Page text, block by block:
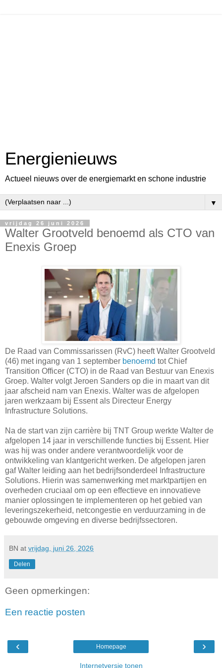
Energienieuws
Actueel nieuws over de energiemarkt en schone industrie
▼
vrijdag 26 juni 2026
Walter Grootveld benoemd als CTO van
Enexis Groep
De Raad van Commissarissen (RvC) heeft Walter Grootveld
(46) met ingang van 1 september benoemd tot Chief
Transition Officer (CTO) in de Raad van Bestuur van Enexis
Groep. Walter volgt Jeroen Sanders op die in maart van dit
jaar afscheid nam van Enexis. Walter was de afgelopen
jaren werkzaam bij Essent als Directeur Energy
Infrastructure Solutions.
Na de start van zijn carrière bij TNT Group werkte Walter de
afgelopen 14 jaar in verschillende functies bij Essent. Hier
was hij was onder andere verantwoordelijk voor de
ontwikkeling van klantgericht werken. De afgelopen jaren
gaf Walter leiding aan het bedrijfsonderdeel Infrastructure
Solutions. Hierin was samenwerking met marktpartijen en
overheden cruciaal om op een effectieve en innovatieve
manier oplossingen te implementeren op het gebied van
leveringszekerheid, netcongestie en verduurzaming in de
gebouwde omgeving en diverse bedrijfssectoren.
BN at vrijdag, juni 26, 2026
Delen
Geen opmerkingen:
Een reactie posten
‹ ›
Homepage
Internetversie tonen